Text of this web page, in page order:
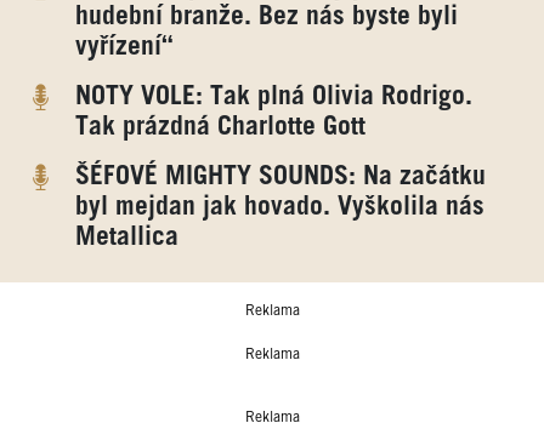
hudební branže. Bez nás byste byli
vyřízení“
NOTY VOLE: Tak plná Olivia Rodrigo.
Tak prázdná Charlotte Gott
ŠÉFOVÉ MIGHTY SOUNDS: Na začátku
byl mejdan jak hovado. Vyškolila nás
Metallica
Reklama
Reklama
Reklama